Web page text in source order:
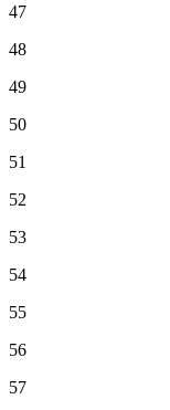
47
48
49
50
51
52
53
54
55
56
57